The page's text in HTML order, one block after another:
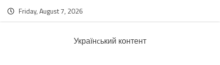
Friday, August 7, 2026
Українcький контент